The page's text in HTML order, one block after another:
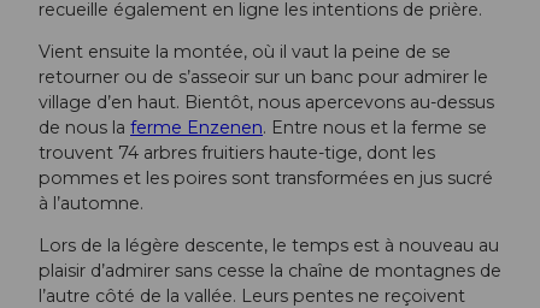
recueille également en ligne les intentions de prière.
Vient ensuite la montée, où il vaut la peine de se
retourner ou de s’asseoir sur un banc pour admirer le
village d’en haut. Bientôt, nous apercevons au-dessus
de nous la ferme Enzenen. Entre nous et la ferme se
trouvent 74 arbres fruitiers haute-tige, dont les
pommes et les poires sont transformées en jus sucré
à l’automne.
Lors de la légère descente, le temps est à nouveau au
plaisir d’admirer sans cesse la chaîne de montagnes de
l’autre côté de la vallée. Leurs pentes ne reçoivent